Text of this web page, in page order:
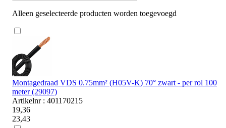
Alleen geselecteerde producten worden toegevoegd
Montagedraad VDS 0.75mm² (H05V-K) 70° zwart - per rol 100
meter (29097)
Artikelnr : 401170215
19,36
23,43